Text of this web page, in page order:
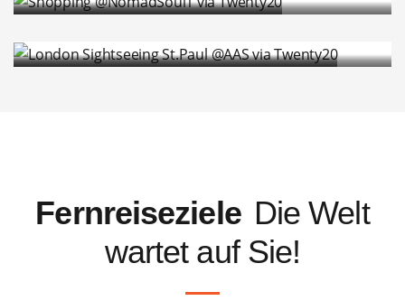
Sightseeing und Touren für
Fernreiseziele Die Welt
wartet auf Sie!